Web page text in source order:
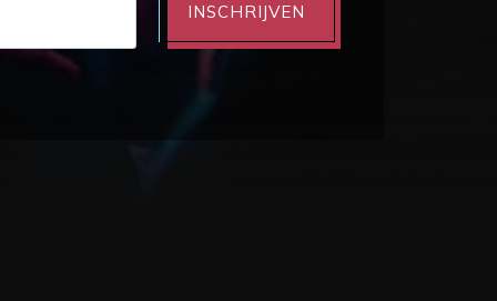
INSCHRIJVEN